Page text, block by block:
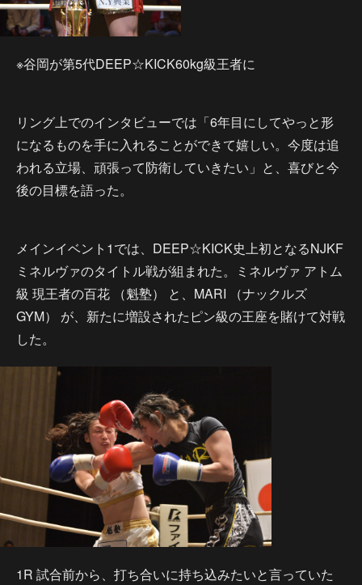
※谷岡が第5代DEEP☆KICK60kg級王者に
リング上でのインタビューでは「6年目にしてやっと形
になるものを手に入れることができて嬉しい。今度は追
われる立場、頑張って防衛していきたい」と、喜びと今
後の目標を語った。
メインイベント1では、DEEP☆KICK史上初となるNJKF
ミネルヴァのタイトル戦が組まれた。ミネルヴァ アトム
級 現王者の百花 （魁塾） と、MARI （ナックルズ
GYM） が、新たに増設されたピン級の王座を賭けて対戦
した。
1R 試合前から、打ち合いに持ち込みたいと言っていた